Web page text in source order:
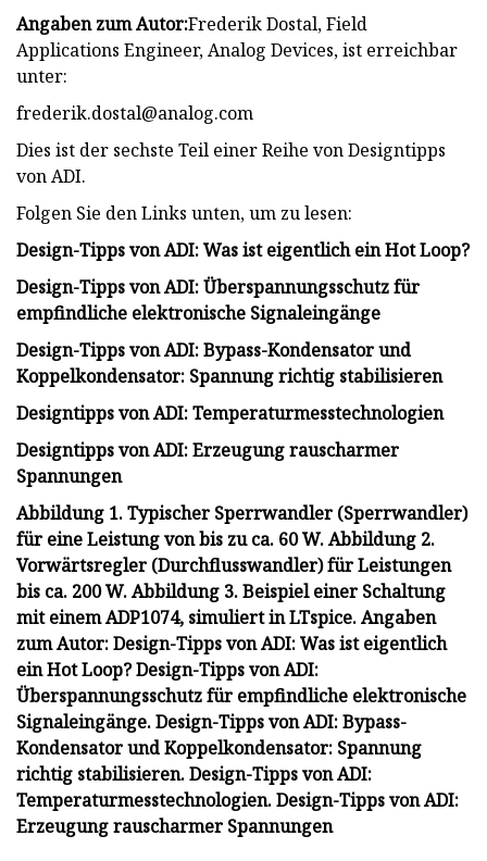
Angaben zum Autor:Frederik Dostal, Field
Applications Engineer, Analog Devices, ist erreichbar
unter:
frederik.dostal@analog.com
Dies ist der sechste Teil einer Reihe von Designtipps
von ADI.
Folgen Sie den Links unten, um zu lesen:
Design-Tipps von ADI: Was ist eigentlich ein Hot Loop?
Design-Tipps von ADI: Überspannungsschutz für
empfindliche elektronische Signaleingänge
Design-Tipps von ADI: Bypass-Kondensator und
Koppelkondensator: Spannung richtig stabilisieren
Designtipps von ADI: Temperaturmesstechnologien
Designtipps von ADI: Erzeugung rauscharmer
Spannungen
Abbildung 1. Typischer Sperrwandler (Sperrwandler)
für eine Leistung von bis zu ca. 60 W. Abbildung 2.
Vorwärtsregler (Durchflusswandler) für Leistungen
bis ca. 200 W. Abbildung 3. Beispiel einer Schaltung
mit einem ADP1074, simuliert in LTspice. Angaben
zum Autor: Design-Tipps von ADI: Was ist eigentlich
ein Hot Loop? Design-Tipps von ADI:
Überspannungsschutz für empfindliche elektronische
Signaleingänge. Design-Tipps von ADI: Bypass-
Kondensator und Koppelkondensator: Spannung
richtig stabilisieren. Design-Tipps von ADI:
Temperaturmesstechnologien. Design-Tipps von ADI:
Erzeugung rauscharmer Spannungen